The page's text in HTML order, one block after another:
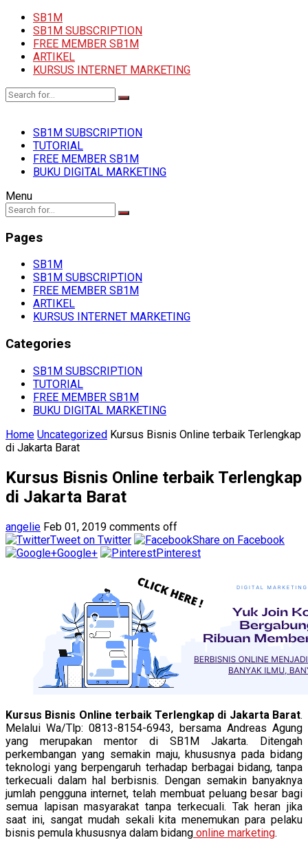
SB1M
SB1M SUBSCRIPTION
FREE MEMBER SB1M
ARTIKEL
KURSUS INTERNET MARKETING
SB1M SUBSCRIPTION
TUTORIAL
FREE MEMBER SB1M
BUKU DIGITAL MARKETING
Menu
Pages
SB1M
SB1M SUBSCRIPTION
FREE MEMBER SB1M
ARTIKEL
KURSUS INTERNET MARKETING
Categories
SB1M SUBSCRIPTION
TUTORIAL
FREE MEMBER SB1M
BUKU DIGITAL MARKETING
Home Uncategorized Kursus Bisnis Online terbaik Terlengkap
di Jakarta Barat
Kursus Bisnis Online terbaik Terlengkap
di Jakarta Barat
angelie Feb 01, 2019 comments off
Tweet on Twitter
Share on Facebook
Google+
Pinterest
Kursus Bisnis Online terbaik Terlengkap di Jakarta Barat.
Melalui Wa/Tlp: 0813-8154-6943, bersama Andreas Agung
yang merupakan mentor di SB1M Jakarta. Ditengah
perkembangan yang semakin maju, khususnya pada bidang
teknologi yang berpengaruh terhadap berbagai bidang, tanpa
terkecuali dalam hal berbisnis. Dengan semakin banyaknya
jumlah pengguna internet, telah membuat peluang besar bagi
semua lapisan masyarakat tanpa terkecuali. Tak heran jika
saat ini, sangat mudah sekali kita menemukan para pelaku
bisnis pemula khususnya dalam bidang online marketing.